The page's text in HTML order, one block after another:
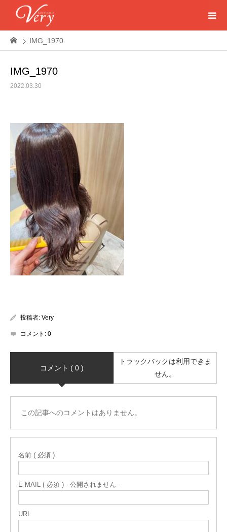
IMG_1970
IMG_1970
2022.03.30
投稿者: Very
コメント: 0
コメント ( 0 )
トラックバックは利用できま
せん。
この記事へのコメントはありません。
名前 ( 必須 )
E-MAIL ( 必須 ) - 公開されません -
URL